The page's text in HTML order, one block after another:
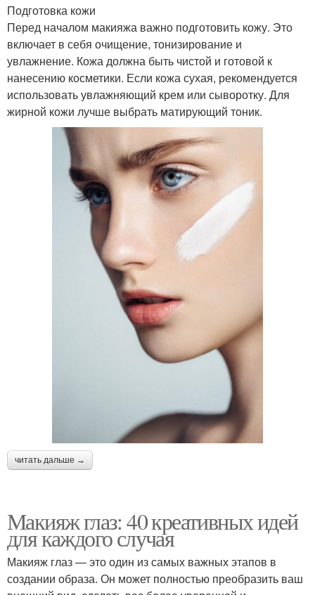
Подготовка кожи
Перед началом макияжа важно подготовить кожу. Это
включает в себя очищение, тонизирование и
увлажнение. Кожа должна быть чистой и готовой к
нанесению косметики. Если кожа сухая, рекомендуется
использовать увлажняющий крем или сыворотку. Для
жирной кожи лучше выбрать матирующий тоник.
читать дальше →
Макияж глаз: 40 креативных идей
для каждого случая
Макияж глаз — это один из самых важных этапов в
создании образа. Он может полностью преобразить ваш